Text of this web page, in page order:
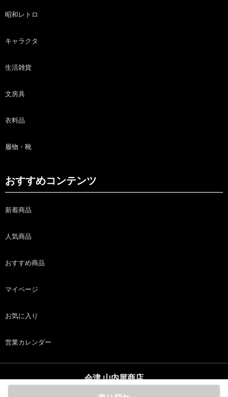
昭和レトロ
キャラクタ
生活雑貨
文房具
衣料品
履物・靴
おすすめコンテンツ
新着商品
人気商品
おすすめ商品
マイページ
お気に入り
営業カレンダー
会津 山内屋商店